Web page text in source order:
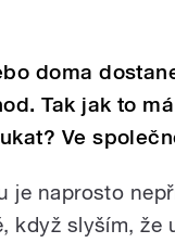
doma
Tak jak to
Ve
je naprosto
když slyším,